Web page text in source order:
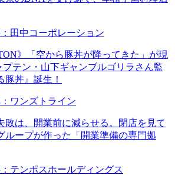
田中コーポレーション
》「空から豚丼が降ってきた」が現
プテン・山下ギャンブルゴリラさん監
豚丼』誕生！
ワンズトライン
敗は、開業前に減らせる。閉店を見て
ループが作った「開業準備の専門拠
テンポスホールディングス